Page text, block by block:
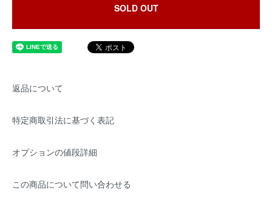
SOLD OUT
返品について
特定商取引法に基づく表記
オプションの値段詳細
この商品について問い合わせる